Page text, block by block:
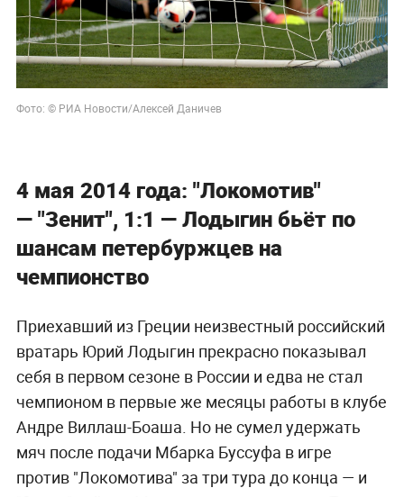
Фото: © РИА Новости/Алексей Даничев
4 мая 2014 года: "Локомотив"
— "Зенит", 1:1 — Лодыгин бьёт по
шансам петербуржцев на
чемпионство
Приехавший из Греции неизвестный российский
вратарь Юрий Лодыгин прекрасно показывал
себя в первом сезоне в России и едва не стал
чемпионом в первые же месяцы работы в клубе
Андре Виллаш-Боаша. Но не сумел удержать
мяч после подачи Мбарка Буссуфа в игре
против "Локомотива" за три тура до конца — и